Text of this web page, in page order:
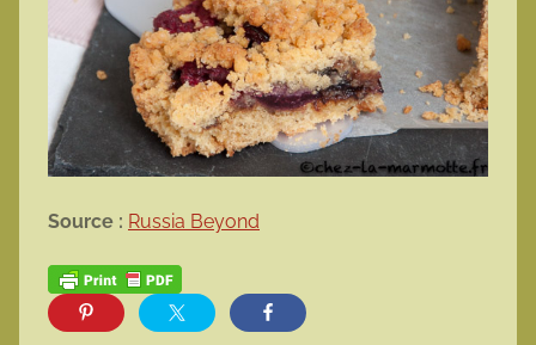
Source : Russia Beyond